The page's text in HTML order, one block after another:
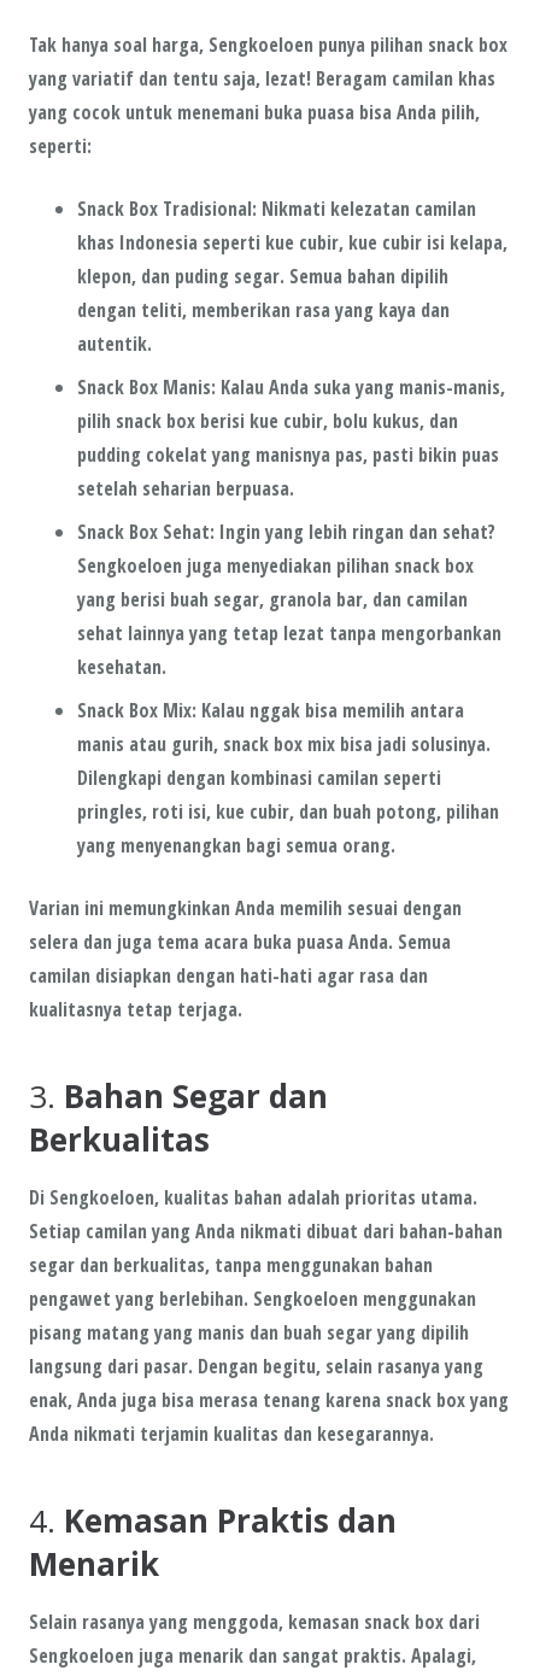
Tak hanya soal harga, Sengkoeloen punya pilihan snack box
yang variatif dan tentu saja, lezat! Beragam camilan khas
yang cocok untuk menemani buka puasa bisa Anda pilih,
seperti:
Snack Box Tradisional: Nikmati kelezatan camilan
khas Indonesia seperti kue cubir, kue cubir isi kelapa,
klepon, dan puding segar. Semua bahan dipilih
dengan teliti, memberikan rasa yang kaya dan
autentik.
Snack Box Manis: Kalau Anda suka yang manis-manis,
pilih snack box berisi kue cubir, bolu kukus, dan
pudding cokelatyang manisnya pas, pasti bikin puas
setelah seharian berpuasa.
Snack Box Sehat: Ingin yang lebih ringan dan sehat?
Sengkoeloen juga menyediakan pilihan snack box
yang berisi buah segar, granola bar, dan camilan
sehat lainnya yang tetap lezat tanpa mengorbankan
kesehatan.
Snack Box Mix: Kalau nggak bisa memilih antara
manis atau gurih, snack box mix bisa jadi solusinya.
Dilengkapi dengan kombinasi camilan seperti
pringles, roti isi, kue cubir, dan buah potong, pilihan
yang menyenangkan bagi semua orang.
Varian ini memungkinkan Anda memilih sesuai dengan
selera dan juga tema acara buka puasa Anda. Semua
camilan disiapkan dengan hati-hati agar rasa dan
kualitasnya tetap terjaga.
3. Bahan Segar dan
Berkualitas
Di Sengkoeloen, kualitas bahan adalah prioritas utama.
Setiap camilan yang Anda nikmati dibuat dari bahan-bahan
segar dan berkualitas, tanpa menggunakan bahan
pengawet yang berlebihan. Sengkoeloen menggunakan
pisang matangyang manis dan buah segar yang dipilih
langsung dari pasar. Dengan begitu, selain rasanya yang
enak, Anda juga bisa merasa tenang karena snack box yang
Anda nikmati terjamin kualitas dan kesegarannya.
4. Kemasan Praktis dan
Menarik
Selain rasanya yang menggoda, kemasan snack box dari
Sengkoeloen juga menarik dan sangat praktis. Apalagi,